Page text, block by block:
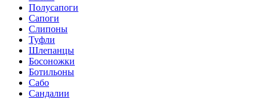
Полусапоги
Сапоги
Слипоны
Туфли
Шлепанцы
Босоножки
Ботильоны
Сабо
Сандалии